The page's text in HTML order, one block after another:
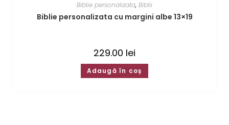
Biblie personalizata, Biblii
Biblie personalizata cu margini albe 13×19
229.00 lei
Adaugă în coș